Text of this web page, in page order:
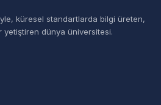
küresel standartlarda bilgi üreten,
dünya üniversitesi.